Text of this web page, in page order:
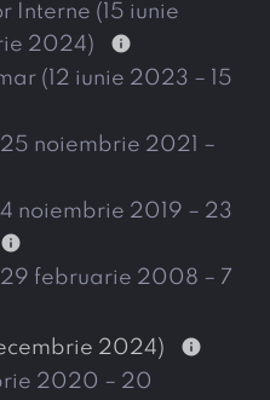
Interne (15 iunie
2024)
info
(12 iunie 2023 – 15
noiembrie 2021 –
noiembrie 2019 – 23
info
februarie 2008 – 7
2024)
info
2020 – 20